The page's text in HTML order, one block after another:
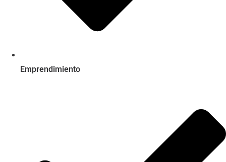
Emprendimiento